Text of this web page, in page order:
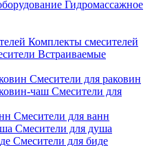
Гидромассажное
Комплекты смесителей
Встраиваемые
Смесители для раковин
Смесители для
Смесители для ванн
Смесители для душа
Смесители для биде